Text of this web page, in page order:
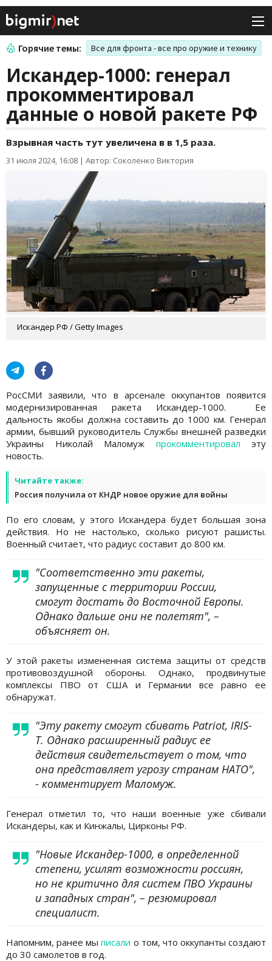
Горячие темы: Все для фронта - все про оружие и технику
Искандер-1000: генерал
прокомментировал
данные о новой ракете РФ
Взрывная часть тут увеличена в в 1,5 раза.
31 июля 2024, 16:08 | Автор: Соколенко Виктория
Искандер РФ / Getty Images
РосСМИ заявили, что в арсенале оккупантов появится
модернизированная ракета Искандер-1000. Ее
дальность якобы должна составить до 1000 км. Генерал
армии, бывший руководитель Службы внешней разведки
Украины Николай Маломуж прокомментировал эту
новость.
Читайте также:
Россия получила от КНДР новое оружие для войны
По его словам, у этого Искандера будет большая зона
действия. Но не настолько, сколько рисуют рашисты.
Военный считает, что радиус составит до 800 км.
"Соответственно эти ракеты,
запущенные с территории России,
смогут достать до Восточной Европы.
Однако дальше они не полетят", –
объясняет он.
У этой ракеты измененная система защиты от средств
противовоздушной обороны. Однако, продвинутые
комплексы ПВО от США и Германии все равно ее
обнаружат.
"Эту ракету смогут сбивать Patriot, IRIS-
T. Однако расширенный радиус ее
действия свидетельствует о том, что
она представляет угрозу странам НАТО",
- комментирует Маломуж.
Генерал отметил то, что наши военные уже сбивали
Искандеры, как и Кинжалы, Цирконы РФ.
"Новые Искандер-1000, в определенной
степени, усилят возможности россиян,
но не критично для систем ПВО Украины
и западных стран", – резюмировал
специалист.
Напомним, ранее мыписали о том, что оккупанты создают
до 30 самолетов в год.